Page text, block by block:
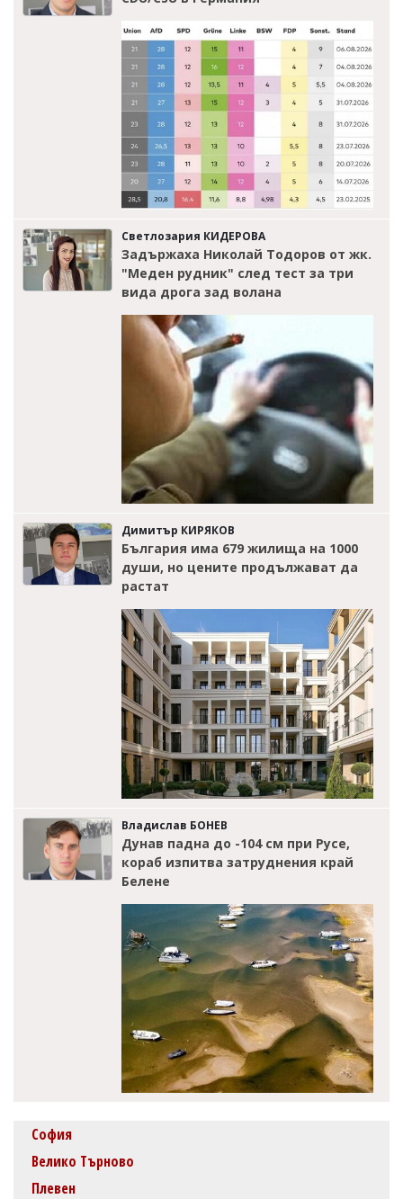
Светлозария КИДЕРОВА
Задържаха Николай Тодоров от жк.
"Меден рудник" след тест за три
вида дрога зад волана
Димитър КИРЯКОВ
България има 679 жилища на 1000
души, но цените продължават да
растат
Владислав БОНЕВ
Дунав падна до -104 см при Русе,
кораб изпитва затруднения край
Белене
София
Велико Търново
Плевен